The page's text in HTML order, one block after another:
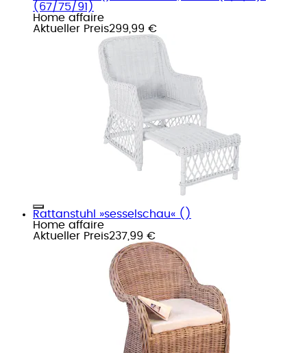
(67/75/91)
Home affaire
Aktueller Preis299,99 €
Rattanstuhl »sesselschau« ()
Home affaire
Aktueller Preis237,99 €